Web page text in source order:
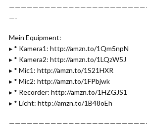
—-
Mein Equipment:
▸ * Kamera1: http://amzn.to/1Qm5npN
▸ * Kamera2: http://amzn.to/1LQzW5J
▸ * Mic1: http://amzn.to/1S21HXR
▸ * Mic2: http://amzn.to/1FPbjwk
▸ * Recorder: http://amzn.to/1HZGJS1
▸ * Licht: http://amzn.to/1B48oEh